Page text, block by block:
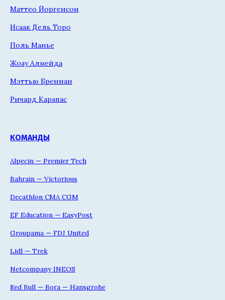
Маттео Йоргенсон
Исаак Дель Торо
Поль Манье
Жоау Алмейда
Мэттью Бреннан
Ричард Карапас
КОМАНДЫ
Alpecin — Premier Tech
Bahrain — Victorious
Decathlon CMA CGM
EF Education — EasyPost
Groupama — FDJ United
Lidl — Trek
Netcompany INEOS
Red Bull — Bora — Hansgrohe